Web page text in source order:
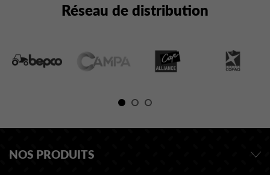
Réseau de distribution
NOS PRODUITS